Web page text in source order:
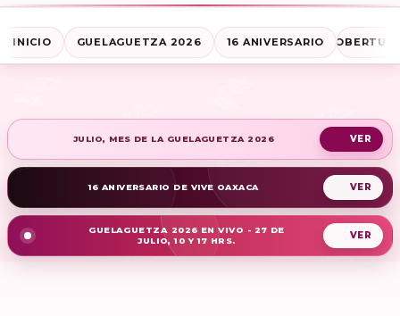
INICIO GUELAGUETZA 2026 16 ANIVERSARIO
JULIO, MES DE LA GUELAGUETZA 2026
16 ANIVERSARIO DE VIVE OAXACA
GUELAGUETZA 2026 EN VIVO - 27 DE
JULIO, 10 Y 17 HRS.